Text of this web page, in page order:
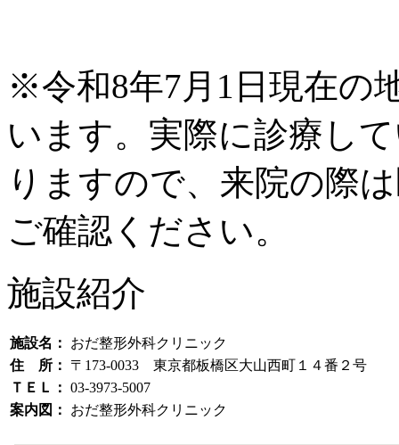
※令和8年7月1日現在の
います。実際に診療し
りますので、来院の際
ご確認ください。
施設紹介
施設名：
おだ整形外科クリニック
住 所：
〒173-0033 東京都板橋区大山西町１４番２号
ＴＥＬ： 03-3973-5007
案内図：
おだ整形外科クリニック